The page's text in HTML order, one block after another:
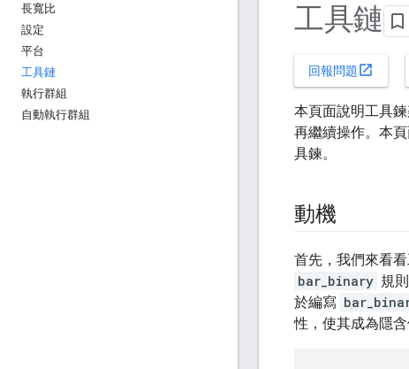
長寬比
設定
平台
工具鏈
執行群組
自動執行群組
工具鏈
回報問題 open_in_new
本頁面說明工具
再繼續操作。本
具鍊。
動機
首先，我們來看
bar_binary 規
於編寫
性，使其成為隱含